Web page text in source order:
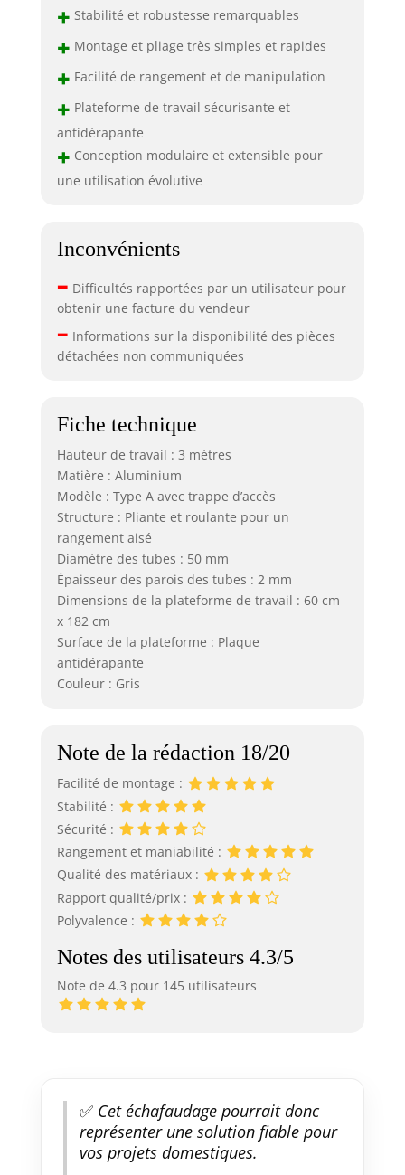
+ Stabilité et robustesse remarquables
+ Montage et pliage très simples et rapides
+ Facilité de rangement et de manipulation
+ Plateforme de travail sécurisante et
antidérapante
+ Conception modulaire et extensible pour
une utilisation évolutive
Inconvénients
– Difficultés rapportées par un utilisateur pour
obtenir une facture du vendeur
– Informations sur la disponibilité des pièces
détachées non communiquées
Fiche technique
Hauteur de travail : 3 mètres
Matière : Aluminium
Modèle : Type A avec trappe d’accès
Structure : Pliante et roulante pour un
rangement aisé
Diamètre des tubes : 50 mm
Épaisseur des parois des tubes : 2 mm
Dimensions de la plateforme de travail : 60 cm
x 182 cm
Surface de la plateforme : Plaque
antidérapante
Couleur : Gris
Note de la rédaction 18/20
Facilité de montage :
Stabilité :
Sécurité :
Rangement et maniabilité :
Qualité des matériaux :
Rapport qualité/prix :
Polyvalence :
Notes des utilisateurs 4.3/5
Note de 4.3 pour 145 utilisateurs
✅Cet échafaudage pourrait donc
représenter une solution fiable pour
vos projets domestiques.